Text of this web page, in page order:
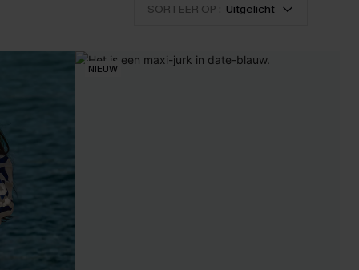
SORTEER OP : Uitgelicht
NIEUW